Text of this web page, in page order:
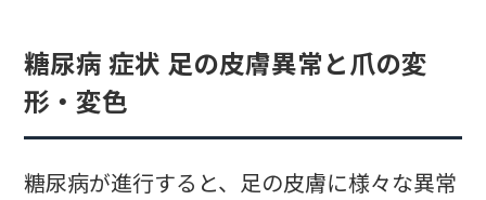
糖尿病 症状 足の皮膚異常と爪の変
形・変色
糖尿病が進行すると、足の皮膚に様々な異常